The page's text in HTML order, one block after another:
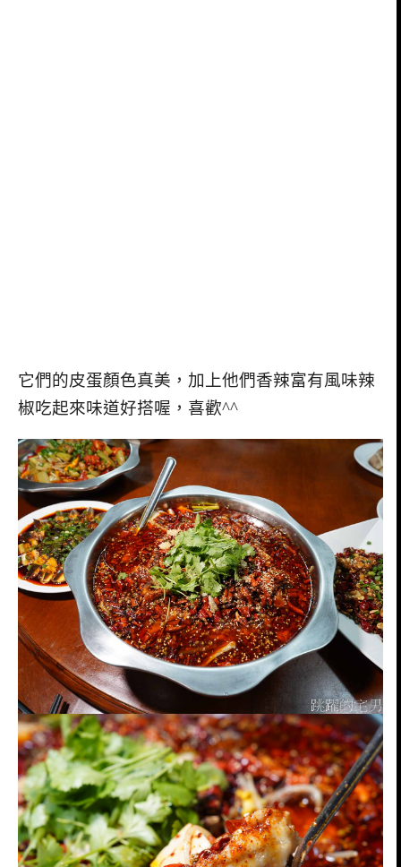
它們的皮蛋顏色真美，加上他們香辣富有風味辣
椒吃起來味道好搭喔，喜歡^^